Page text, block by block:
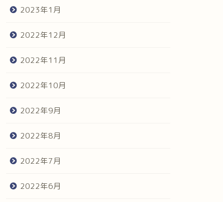
2023年1月
2022年12月
2022年11月
2022年10月
2022年9月
2022年8月
2022年7月
2022年6月